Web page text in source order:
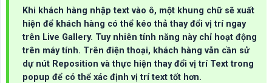
Khi khách hàng nhập text vào ô, một khung chữ sẽ xuất
hiện để khách hàng có thể kéo thả thay đổi vị trí ngay
trên Live Gallery. Tuy nhiên tính năng này chỉ hoạt động
trên máy tính. Trên điện thoại, khách hàng vẫn cần sử
dự nút Reposition và thực hiện thay đổi vị trí Text trong
popup để có thể xác định vị trí text tốt hơn.